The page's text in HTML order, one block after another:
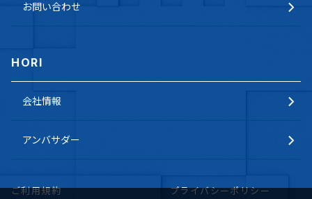
お問い合わせ
HORI
会社情報
アンバサダー
ご利用規約 プライバシーポリシー